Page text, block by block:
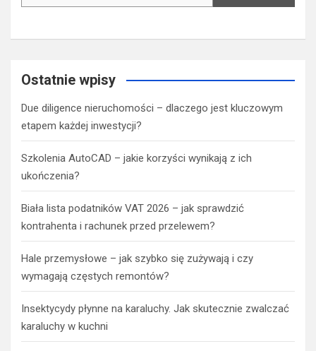
Ostatnie wpisy
Due diligence nieruchomości – dlaczego jest kluczowym
etapem każdej inwestycji?
Szkolenia AutoCAD – jakie korzyści wynikają z ich
ukończenia?
Biała lista podatników VAT 2026 – jak sprawdzić
kontrahenta i rachunek przed przelewem?
Hale przemysłowe – jak szybko się zużywają i czy
wymagają częstych remontów?
Insektycydy płynne na karaluchy. Jak skutecznie zwalczać
karaluchy w kuchni